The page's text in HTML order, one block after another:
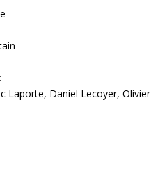
:
Laporte, Daniel Lecoyer, Olivier